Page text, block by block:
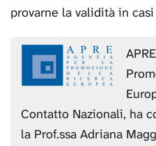
provarne la validità in
Contatto Nazionali, ha
la Prof.ssa Adriana